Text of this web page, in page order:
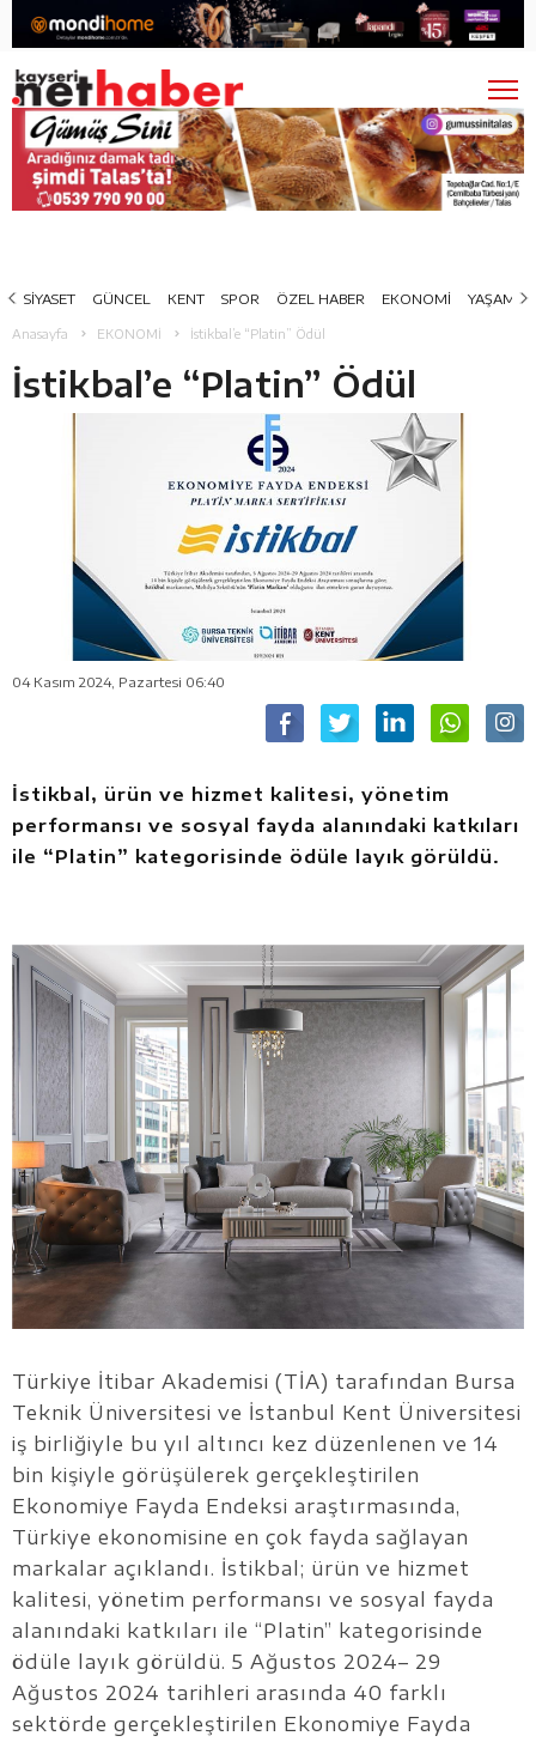
SİYASET GÜNCEL KENT SPOR ÖZEL HABER EKONOMİ YAŞAM
Anasayfa EKONOMİ İstikbal’e “Platin” Ödül
İstikbal’e “Platin” Ödül
04 Kasım 2024, Pazartesi 06:40
İstikbal, ürün ve hizmet kalitesi, yönetim
performansı ve sosyal fayda alanındaki katkıları
ile “Platin” kategorisinde ödüle layık görüldü.
Türkiye İtibar Akademisi (TİA) tarafından Bursa
Teknik Üniversitesi ve İstanbul Kent Üniversitesi
iş birliğiyle bu yıl altıncı kez düzenlenen ve 14
bin kişiyle görüşülerek gerçekleştirilen
Ekonomiye Fayda Endeksi araştırmasında,
Türkiye ekonomisine en çok fayda sağlayan
markalar açıklandı. İstikbal; ürün ve hizmet
kalitesi, yönetim performansı ve sosyal fayda
alanındaki katkıları ile “Platin” kategorisinde
ödüle layık görüldü. 5 Ağustos 2024– 29
Ağustos 2024 tarihleri arasında 40 farklı
sektörde gerçekleştirilen Ekonomiye Fayda